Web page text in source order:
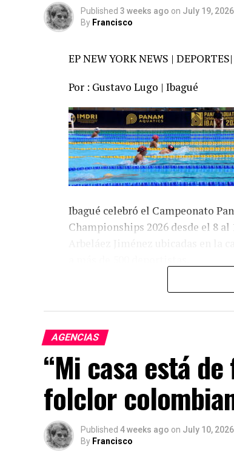
Published 3 weeks ago on July 19, 2026
By Francisco
EP NEW YORK NEWS | DEPORTES|
Por : Gustavo Lugo | Ibagué
Ibagué celebró el Campeonato
Championships 2026 desde el 8
El torneo consolidó a la ciudad
AGENCIAS
“Mi casa está
folclor
Published 4 weeks ago on July 10, 2026
By Francisco